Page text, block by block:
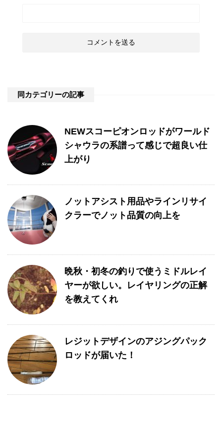
同カテゴリーの記事
NEWスコーピオンロッドがワールド
シャウラの系譜って感じで超良い仕
上がり
ノットアシスト用品やラインリサイ
クラーでノット品質の向上を
晩秋・初冬の釣りで使うミドルレイ
ヤーが欲しい。レイヤリングの正解
を教えてくれ
レジットデザインのアジングパック
ロッドが届いた！